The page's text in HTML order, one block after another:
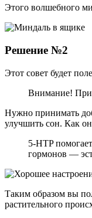
Этого волшебного
Решение №2
Этот совет будет
Внимание! При
Нужно принимать
улучшить сон. Как
5-HTP
гормонов —
Таким образом вы
растительного